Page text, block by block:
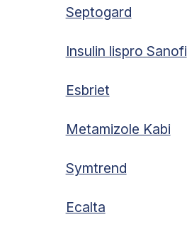
Septogard
Insulin lispro Sanofi
Esbriet
Metamizole Kabi
Symtrend
Ecalta